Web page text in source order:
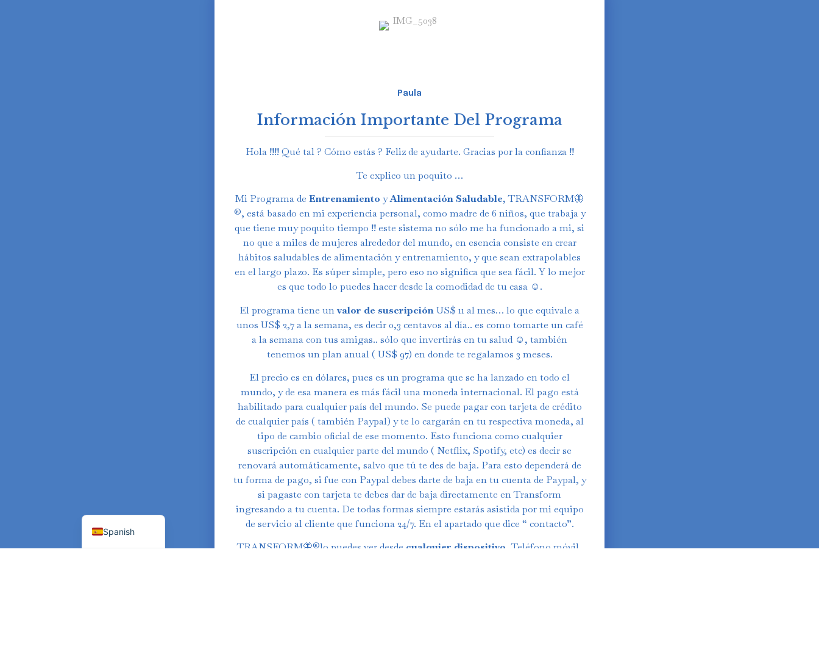
Spanish
Paula
Información Importante Del Programa
Hola !!!! Qué tal ? Cómo estás ? Feliz de ayudarte. Gracias por la confianza !!
Te explico un poquito …
Mi Programa de Entrenamiento yAlimentación Saludable, TRANSFORM🦋
®️, está basado en mi experiencia personal, como madre de 6 niños, que trabaja y
que tiene muy poquito tiempo !! este sistema no sólo me ha funcionado a mi, si
no que a miles de mujeres alrededor del mundo, en esencia consiste en crear
hábitos saludables de alimentación y entrenamiento, y que sean extrapolables
en el largo plazo. Es súper simple, pero eso no significa que sea fácil. Y lo mejor
es que todo lo puedes hacer desde la comodidad de tu casa ☺️.
El programa tiene unvalor de suscripciónUS$ 11 al mes… lo que equivale a
unos US$ 2,7 a la semana, es decir 0,3 centavos al día.. es como tomarte un café
a la semana con tus amigas.. sólo que invertirás en tu salud ☺️, también
tenemos un plan anual ( US$ 97) en donde te regalamos 3 meses.
El precio es en dólares, pues es un programa que se ha lanzado en todo el
mundo, y de esa manera es más fácil una moneda internacional. El pago está
habilitado para cualquier país del mundo. Se puede pagar con tarjeta de crédito
de cualquier país ( también Paypal) y te lo cargarán en tu respectiva moneda, al
tipo de cambio oficial de ese momento. Esto funciona como cualquier
suscripción en cualquier parte del mundo ( Netflix, Spotify, etc) es decir se
renovará automáticamente, salvo que tú te des de baja. Para esto dependerá de
tu forma de pago, si fue con Paypal debes darte de baja en tu cuenta de Paypal, y
si pagaste con tarjeta te debes dar de baja directamente en Transform
ingresando a tu cuenta. De todas formas siempre estarás asistida por mi equipo
de servicio al cliente que funciona 24/7. En el apartado que dice “ contacto”.
TRANSFORM🦋®️lo puedes ver desde cualquier dispositivo , Teléfono móvil,